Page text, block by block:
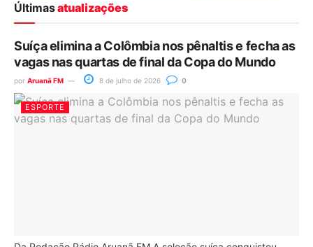
Últimasatualizações
Suíça elimina a Colômbia nos pênaltis e fecha as
vagas nas quartas de final da Copa do Mundo
por Aruanã FM 8 de julho de 2026 0
ESPORTE